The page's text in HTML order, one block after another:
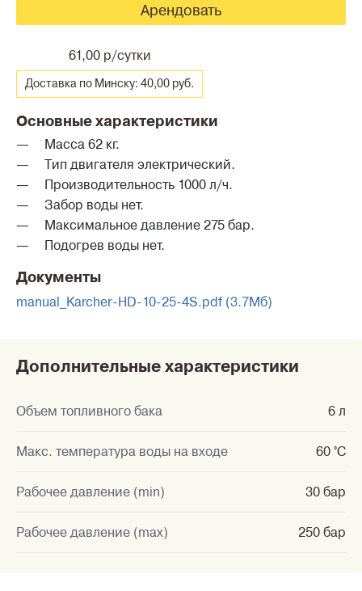
Арендовать
61,00 р/сутки
Доставка по Минску: 40,00 руб.
Основные характеристики
Масса 62 кг.
Тип двигателя электрический.
Производительность 1000 л/ч.
Забор воды нет.
Максимальное давление 275 бар.
Подогрев воды нет.
Документы
manual_Karcher-HD-10-25-4S.pdf (3.7Мб)
Дополнительные характеристики
Объем топливного бака 6 л
Макс. температура воды на входе 60 °C
Рабочее давление (min) 30 бар
Рабочее давление (max) 250 бар